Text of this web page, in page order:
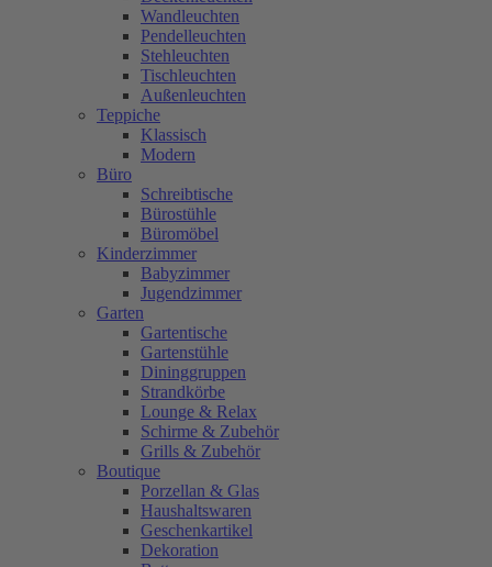
Wandleuchten
Pendelleuchten
Stehleuchten
Tischleuchten
Außenleuchten
Teppiche
Klassisch
Modern
Büro
Schreibtische
Bürostühle
Büromöbel
Kinderzimmer
Babyzimmer
Jugendzimmer
Garten
Gartentische
Gartenstühle
Dininggruppen
Strandkörbe
Lounge & Relax
Schirme & Zubehör
Grills & Zubehör
Boutique
Porzellan & Glas
Haushaltswaren
Geschenkartikel
Dekoration